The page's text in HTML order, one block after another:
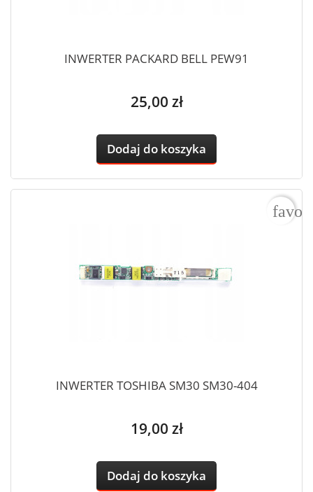
INWERTER PACKARD BELL PEW91
Cena
25,00 zł
Dodaj do koszyka
INWERTER TOSHIBA SM30 SM30-404
Cena
19,00 zł
Dodaj do koszyka